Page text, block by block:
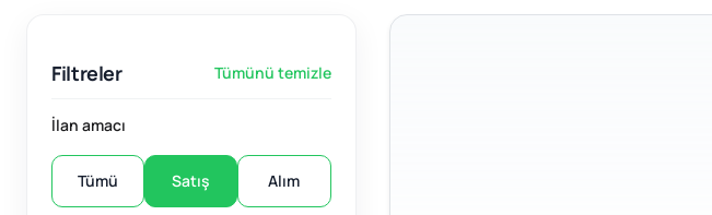
Filtreler Tümünü temizle
İlan amacı
Tümü Satış Alım